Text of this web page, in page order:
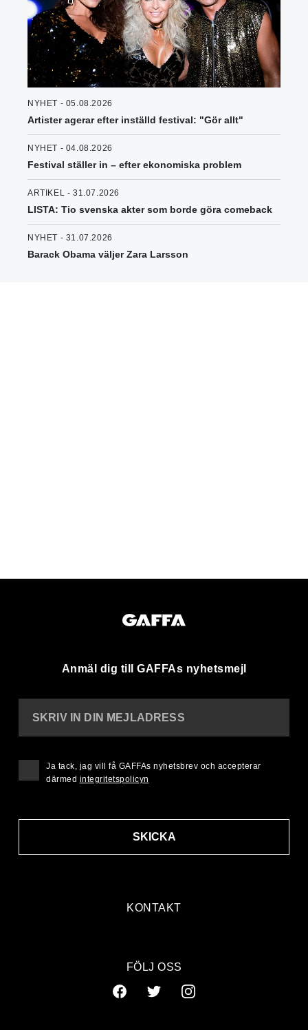
NYHET - 05.08.2026
Artister agerar efter inställd festival: "Gör allt"
NYHET - 04.08.2026
Festival ställer in – efter ekonomiska problem
ARTIKEL - 31.07.2026
LISTA: Tio svenska akter som borde göra comeback
NYHET - 31.07.2026
Barack Obama väljer Zara Larsson
Anmäl dig till GAFFAs nyhetsmejl
KONTAKT
SKRIV IN DIN MEJLADRESS
SKICKA
Ja tack, jag vill få GAFFAs nyhetsbrev och accepterar
därmed integritetspolicyn
FÖLJ OSS